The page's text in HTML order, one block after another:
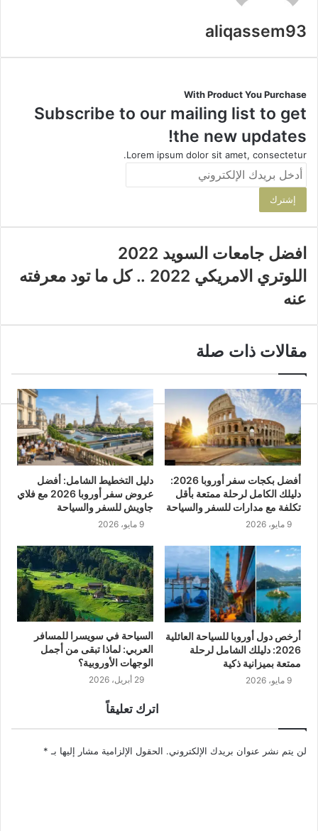
aliqassem93
With Product You Purchase
Subscribe to our mailing list to get
the new updates!
Lorem ipsum dolor sit amet, consectetur.
أدخل
بريدك
الإلكتروني
افضل جامعات السويد 2022
اللوتري الامريكي 2022 .. كل ما تود معرفته
عنه
مقالات ذات صلة
أفضل بكجات سفر أوروبا 2026:
دليلك الكامل لرحلة ممتعة بأقل
تكلفة مع مدارات للسفر والسياحة
9 مايو، 2026
دليل التخطيط الشامل: أفضل
عروض سفر أوروبا 2026 مع فلاي
جاويش للسفر والسياحة
9 مايو، 2026
أرخص دول أوروبا للسياحة العائلية
2026: دليلك الشامل لرحلة
ممتعة بميزانية ذكية
9 مايو، 2026
السياحة في سويسرا للمسافر
العربي: لماذا تبقى من أجمل
الوجهات الأوروبية؟
29 أبريل، 2026
اترك تعليقاً
لن يتم نشر عنوان بريدك الإلكتروني. الحقول الإلزامية مشار إليها بـ *